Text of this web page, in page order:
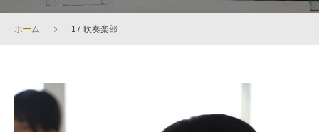
ホーム 17 吹奏楽部
17
奏